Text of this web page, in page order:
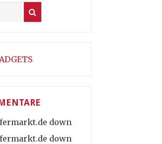
down
down